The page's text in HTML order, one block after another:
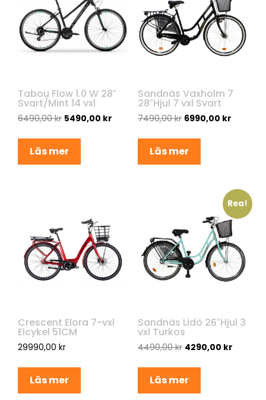
Tabou Flow 1.0 W 28″
Svart/Mint 14 vxl
6490,00kr 5490,00 kr
Läs mer
Sandnäs Vaxholm 7
28″Hjul 7 vxl Svart
7490,00kr 6990,00 kr
Läs mer
Crescent Elora 7-vxl
Elcykel 51CM
29990,00 kr
Läs mer
Rea!
Sandnäs Lidö 26″Hjul 3
vxl Turkos
4490,00kr 4290,00 kr
Läs mer